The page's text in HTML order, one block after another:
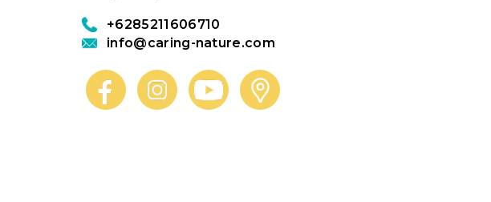
+6285211606710
info@caring-nature.com